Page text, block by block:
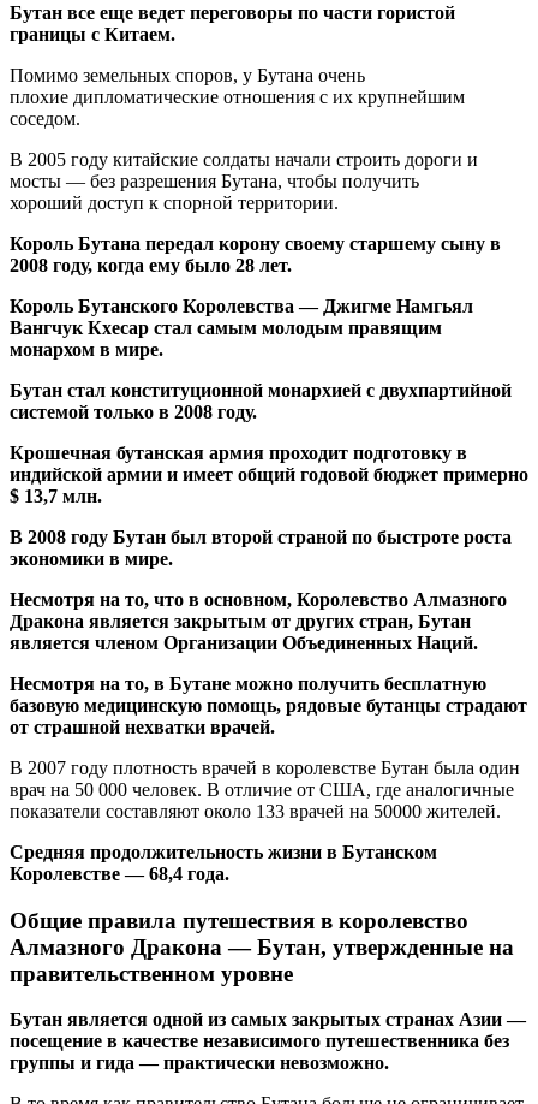
Бутан все еще ведет переговоры по части гористой
границы с Китаем.
Помимо земельных споров, у Бутана очень
плохие дипломатические отношения с их крупнейшим
соседом.
В 2005 году китайские солдаты начали строить дороги и
мосты — без разрешения Бутана, чтобы получить
хороший доступ к спорной территории.
Король Бутана передал корону своему старшему сыну в
2008 году, когда ему было 28 лет.
Король Бутанского Королевства — Джигме Намгьял
Вангчук Кхесар стал самым молодым правящим
монархом в мире.
Бутан стал конституционной монархией с двухпартийной
системой только в 2008 году.
Крошечная бутанская армия проходит подготовку в
индийской армии и имеет общий годовой бюджет примерно
$ 13,7 млн.
В 2008 году Бутан был второй страной по быстроте роста
экономики в мире.
Несмотря на то, что в основном, Королевство Алмазного
Дракона является закрытым от других стран, Бутан
является членом Организации Объединенных Наций.
Несмотря на то, в Бутане можно получить бесплатную
базовую медицинскую помощь, рядовые бутанцы страдают
от страшной нехватки врачей.
В 2007 году плотность врачей в королевстве Бутан была один
врач на 50 000 человек. В отличие от США, где аналогичные
показатели составляют около 133 врачей на 50000 жителей.
Средняя продолжительность жизни в Бутанском
Королевстве — 68,4 года.
Общие правила путешествия в королевство
Алмазного Дракона — Бутан, утвержденные на
правительственном уровне
Бутан является одной из самых закрытых странах Азии —
посещение в качестве независимого путешественника без
группы и гида — практически невозможно.